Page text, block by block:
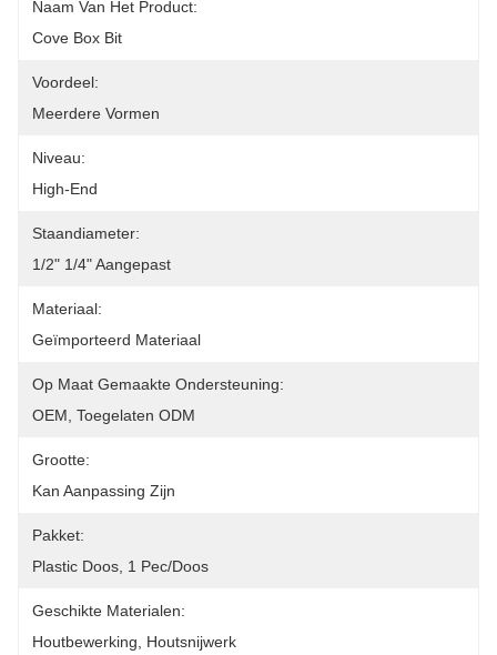
Naam Van Het Product:
Cove Box Bit
Voordeel:
Meerdere Vormen
Niveau:
High-End
Staandiameter:
1/2" 1/4" Aangepast
Materiaal:
Geïmporteerd Materiaal
Op Maat Gemaakte Ondersteuning:
OEM, Toegelaten ODM
Grootte:
Kan Aanpassing Zijn
Pakket:
Plastic Doos, 1 Pec/doos
Geschikte Materialen:
Houtbewerking, Houtsnijwerk